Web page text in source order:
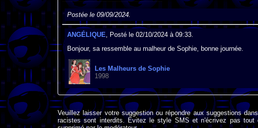
Postée le 09/09/2024.
ANGÉLIQUE, Posté le 02/10/2024 à 09:33.
Bonjour, sa ressemble au malheur de Sophie, bonne journée.
Les Malheurs de Sophie
1998
Veuillez laisser votre suggestion ou répondre aux suggestions
racistes sont interdits. Evitez le style SMS et n'écrivez pas